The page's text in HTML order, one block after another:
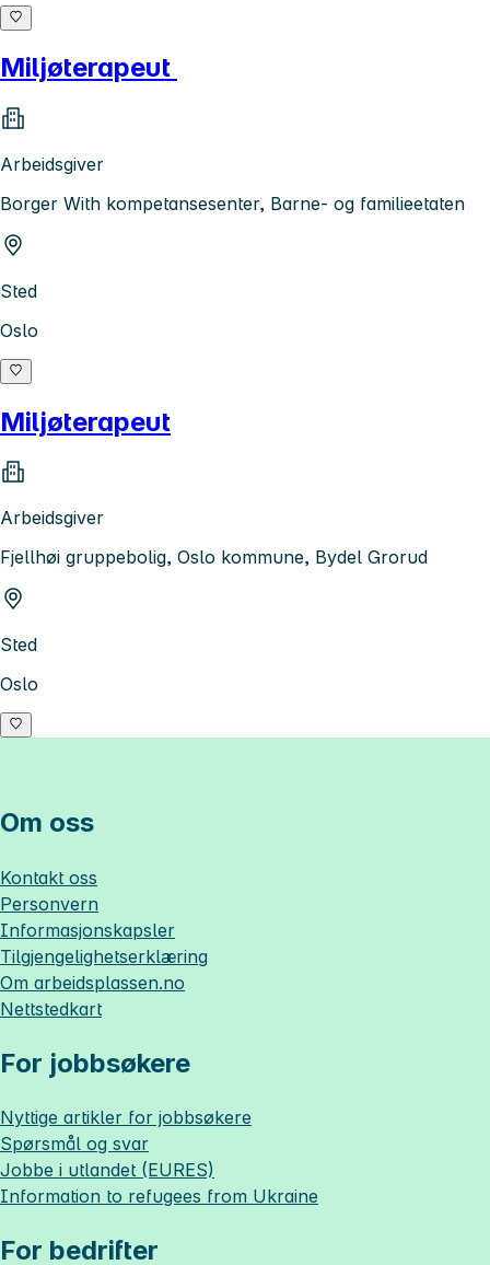
Miljøterapeut
Arbeidsgiver
Borger With kompetansesenter, Barne- og familieetaten
Sted
Oslo
Miljøterapeut
Arbeidsgiver
Fjellhøi gruppebolig, Oslo kommune, Bydel Grorud
Sted
Oslo
Om oss
Kontakt oss
Personvern
Informasjonskapsler
Tilgjengelighetserklæring
Om arbeidsplassen.no
Nettstedkart
For jobbsøkere
Nyttige artikler for jobbsøkere
Spørsmål og svar
Jobbe i utlandet (EURES)
Information to refugees from Ukraine
For bedrifter